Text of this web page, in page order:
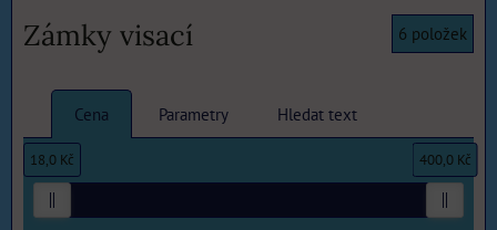
Zámky visací 6 položek
Cena Parametry Hledat text
18,0 Kč 400,0 Kč